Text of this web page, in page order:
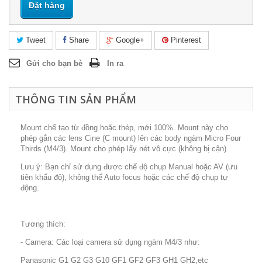
Đặt hàng
Tweet Share Google+ Pinterest
Gửi cho bạn bè In ra
THÔNG TIN SẢN PHẨM
Mount chế tạo từ đồng hoặc thép, mới 100%. Mount này cho
phép gắn các lens Cine (C mount) lên các body ngàm Micro Four
Thirds (M4/3). Mount cho phép lấy nét vô cực (không bị cận).
Lưu ý: Bạn chỉ sử dụng được chế độ chụp Manual hoặc AV (ưu
tiên khẩu độ), không thể Auto focus hoặc các chế độ chụp tự
động.
Tương thích:
- Camera: Các loại camera sử dụng ngàm M4/3 như:
Panasonic G1 G2 G3 G10 GF1 GF2 GF3 GH1 GH2,etc